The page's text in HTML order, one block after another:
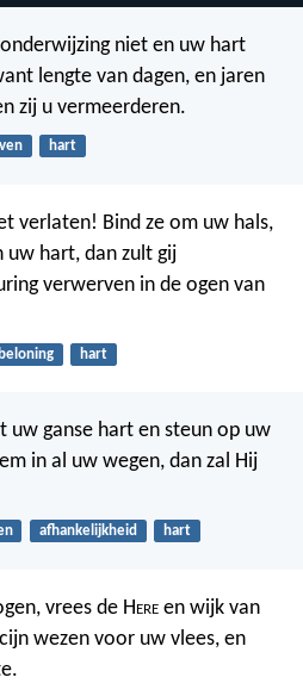
niet en uw hart
lengte van dagen, en jaren
zij u vermeerderen.
hart
verlaten! Bind ze om uw hals,
uw hart, dan zult gij
verwerven in de ogen van
beloning hart
uw ganse hart en steun op uw
in al uw wegen, dan zal Hij
afhankelijkheid hart
vrees de Here en wijk van
wezen voor uw vlees, en